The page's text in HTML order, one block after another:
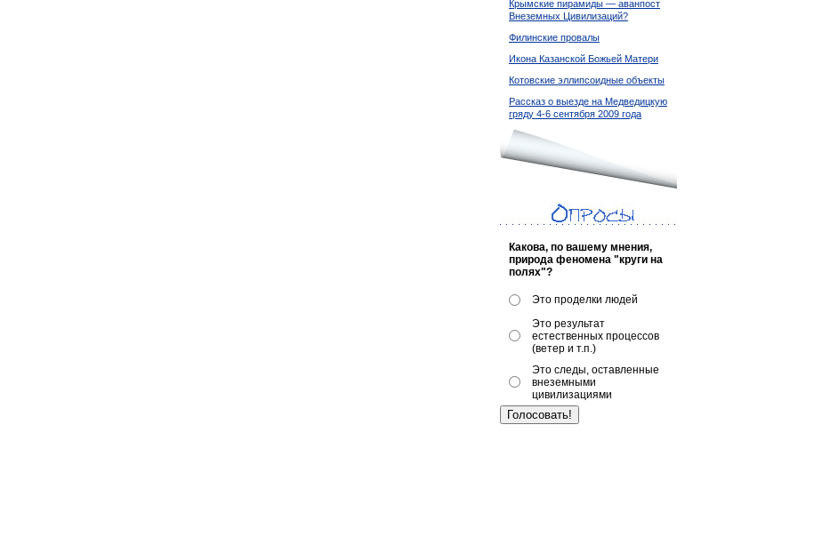
Крымские пирамиды — аванпост
Внеземных Цивилизаций?
Филинские провалы
Икона Казанской Божьей Матери
Котовские эллипсоидные объекты
Рассказ о выезде на Медведицкую
гряду 4-6 сентября 2009 года
Какова, по вашему мнения,
природа феномена "круги на
полях"?
Это проделки людей
Это результат
естественных процессов
(ветер и т.п.)
Это следы, оставленные
внеземными
цивилизациями